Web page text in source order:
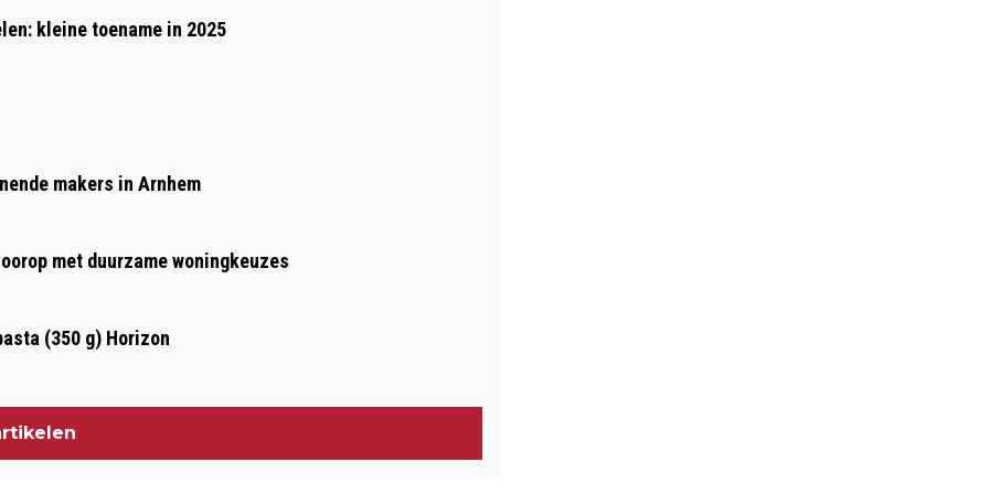
VERZETSOVERVALLEN OP ARNHEMSE
kleine toename in 2025
makers in Arnhem
met duurzame woningkeuzes
(350 g) Horizon